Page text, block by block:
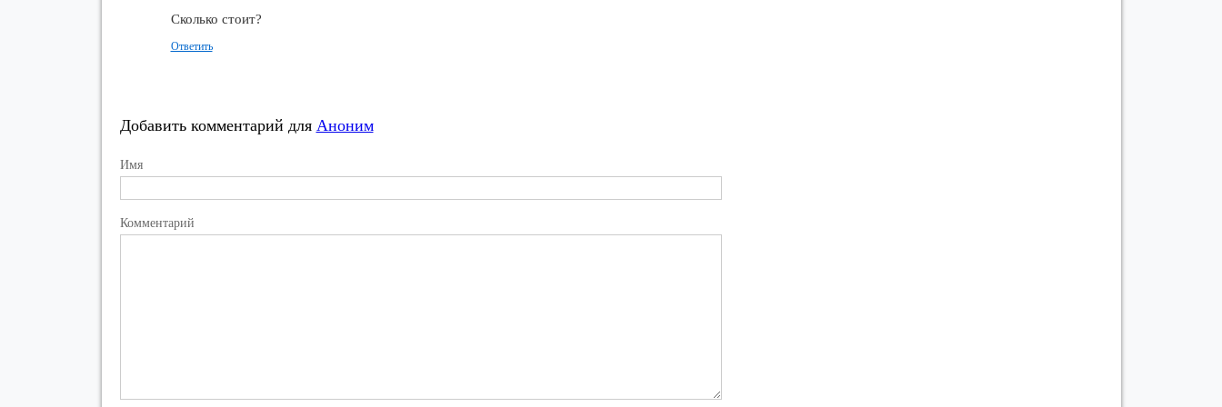
Сколько стоит?
Ответить
Добавить комментарий для Аноним
Имя
Комментарий